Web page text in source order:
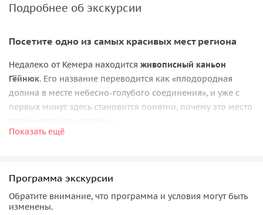
Подробнее об экскурсии
Посетите одно из самых красивых мест региона
Недалеко от Кемера находится живописный каньон
Гёйнюк. Его название переводится как «плодородная
долина в месте небесно-голубого соединения», и уже с
первых минут здесь становится понятно, почему это место
Что вас ждет?
Показать ещё
Программа экскурсии
Обратите внимание, что программа и условия могут быть
изменены.